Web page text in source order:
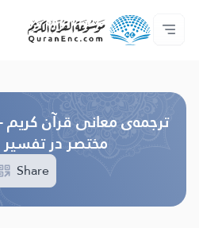
صفحه‌ى اصلى
فهرست ترجمه‌ها
Audio
خدمات توسعه دهندگان - API
درباره‌ى پروژه
با ما تماس بگیرید
UI زبان
ترجمه‌ى معانی قرآن کریم
مختصر در
Share